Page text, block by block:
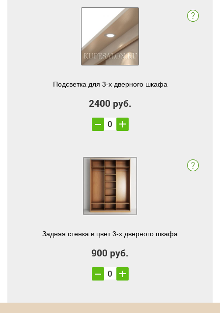
Подсветка для 3-х дверного шкафа
2400 руб.
Задняя стенка в цвет 3-х дверного шкафа
900 руб.